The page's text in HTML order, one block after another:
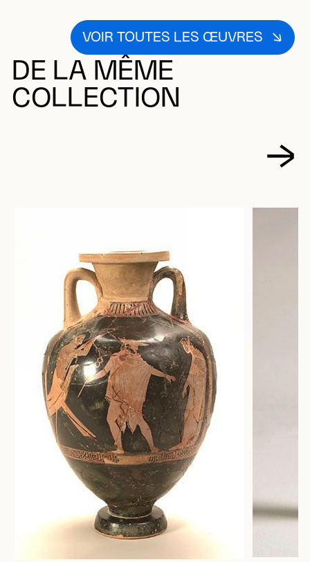
VOIR TOUTES LES ŒUVRES
DE LA MÊME
COLLECTION